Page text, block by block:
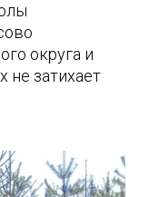
округа и
не затихает